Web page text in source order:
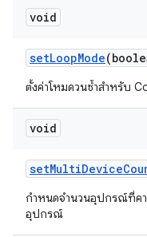
void
setLoopMode
ตั้งค่าโหมดวนซ้ำสำหรับ
void
setMultiDevice
กำหนดจำนวนอุปกรณ์ที่ค
อุปกรณ์